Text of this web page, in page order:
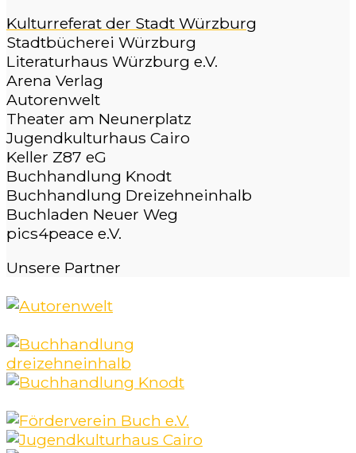
Kulturreferat der Stadt Würzburg
Stadtbücherei Würzburg
Literaturhaus Würzburg e.V.
Arena Verlag
Autorenwelt
Theater am Neunerplatz
Jugendkulturhaus Cairo
Keller Z87 eG
Buchhandlung Knodt
Buchhandlung Dreizehneinhalb
Buchladen Neuer Weg
pics4peace e.V.
Unsere Partner